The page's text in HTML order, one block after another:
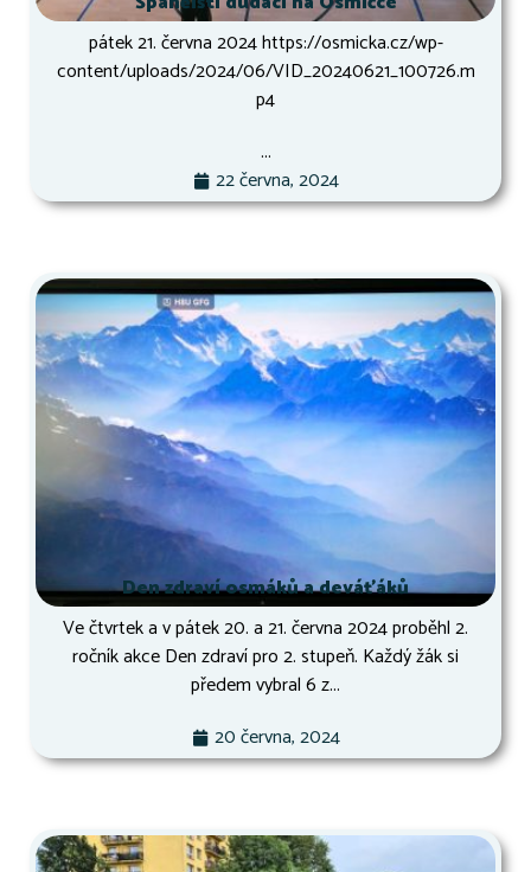
pátek 21. června 2024 https://osmicka.cz/wp-
content/uploads/2024/06/VID_20240621_100726.m
p4
...
22 června, 2024
Den zdraví osmáků a deváťáků
Ve čtvrtek a v pátek 20. a 21. června 2024 proběhl 2.
ročník akce Den zdraví pro 2. stupeň. Každý žák si
předem vybral 6 z...
20 června, 2024